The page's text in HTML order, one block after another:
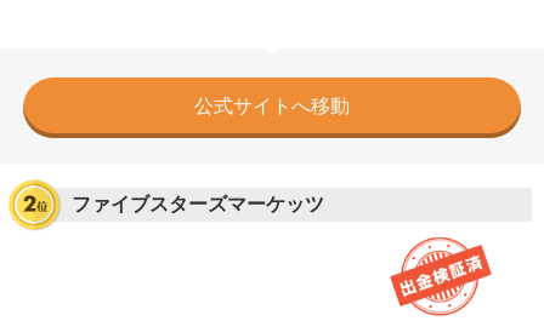
公式サイトへ移動
ファイブスターズマーケッツ